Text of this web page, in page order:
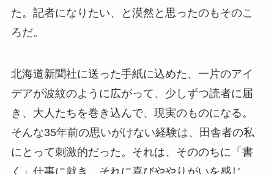
た。記者になりたい、と漠然と思ったのもそのこ
ろだ。
北海道新聞社に送った手紙に込めた、一片のアイ
デアが波紋のように広がって、少しずつ読者に届
き、大人たちを巻き込んで、現実のものになる。
そんな35年前の思いがけない経験は、田舎者の私
にとって刺激的だった。それは、そののちに「書
く」仕事に就き、それに喜びややりがいを感じ、